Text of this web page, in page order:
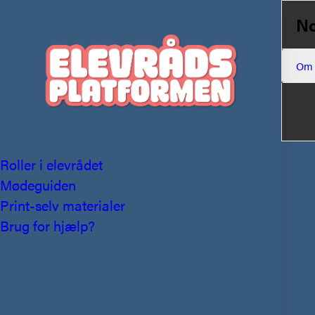
Roller i elevrådet
Mødeguiden
Print-selv materialer
Brug for hjælp?
Om